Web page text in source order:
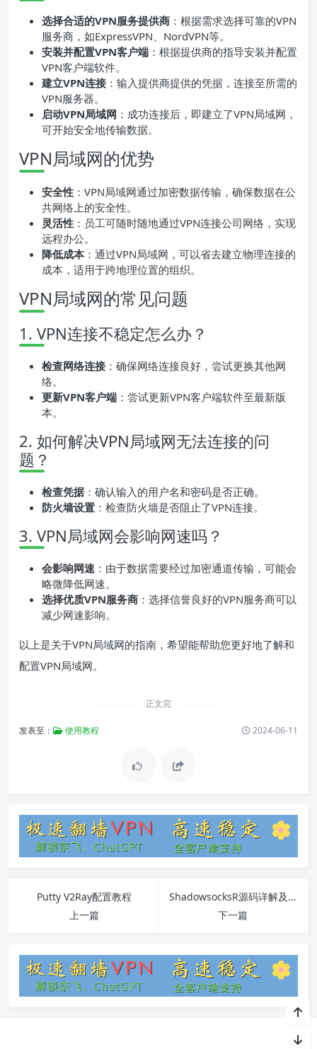
选择合适的VPN服务提供商 ：根据需求选择可靠的VPN
服务商，如ExpressVPN、NordVPN等。
安装并配置VPN客户端 ：根据提供商的指导安装并配置
VPN客户端软件。
建立VPN连接 ：输入提供商提供的凭据，连接至所需的
VPN服务器。
启动VPN局域网 ：成功连接后，即建立了VPN局域网，
可开始安全地传输数据。
VPN局域网的优势
安全性 ：VPN局域网通过加密数据传输，确保数据在公
共网络上的安全性。
灵活性 ：员工可随时随地通过VPN连接公司网络，实现
远程办公。
降低成本：通过VPN局域网，可以省去建立物理连接的
成本，适用于跨地理位置的组织。
VPN局域网的常见问题
1. VPN连接不稳定怎么办？
检查网络连接 ：确保网络连接良好，尝试更换其他网
络。
更新VPN客户端 ：尝试更新VPN客户端软件至最新版
本。
2. 如何解决VPN局域网无法连接的问
题？
检查凭据 ：确认输入的用户名和密码是否正确。
防火墙设置 ：检查防火墙是否阻止了VPN连接。
3. VPN局域网会影响网速吗？
会影响网速 ：由于数据需要经过加密通道传输，可能会
略微降低网速。
选择优质VPN服务商 ：选择信誉良好的VPN服务商可以
减少网速影响。
以上是关于VPN局域网的指南，希望能帮助您更好地了解和
配置VPN局域网。
正文完
发表至： 使用教程 2024-06-11
Putty V2Ray配置教程
上一篇
ShadowsocksR源码详解及常见问题解答
下一篇